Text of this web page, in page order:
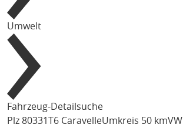
Umwelt
Fahrzeug-Detailsuche
Plz 80331T6 CaravelleUmkreis 50 kmVW